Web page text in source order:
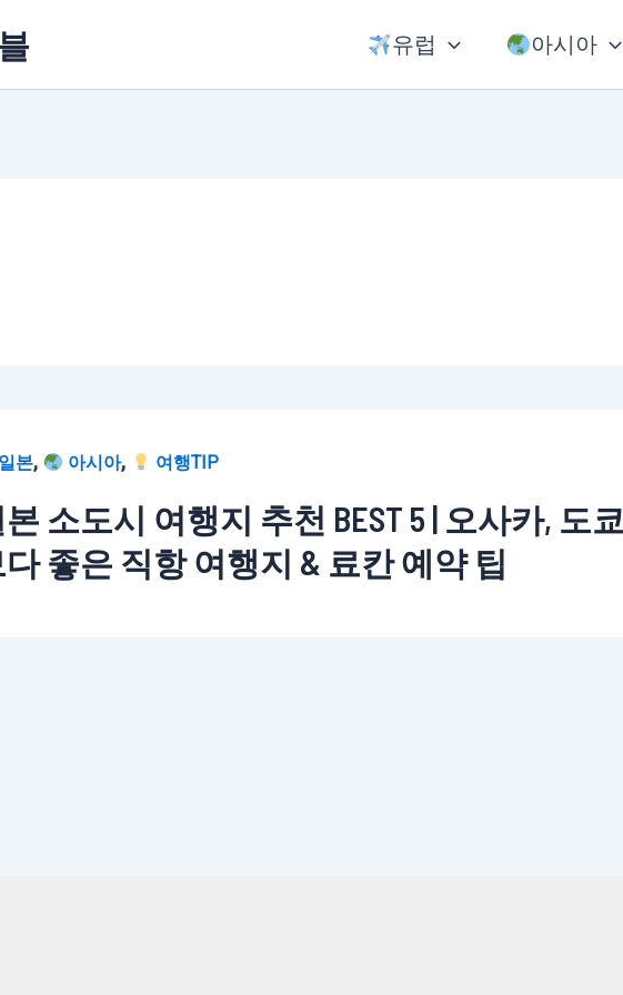
유럽 아시아
일본, 아시아, 여행TIP
소도시 여행지 추천 BEST 5 | 오사카, 도쿄
다 좋은 직항 여행지 & 료칸 예약 팁